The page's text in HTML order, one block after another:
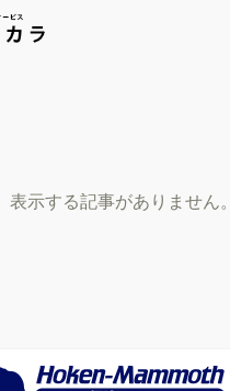
表示する記事がありません。